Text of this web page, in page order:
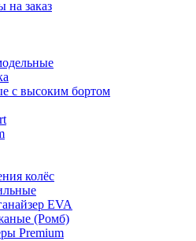
на заказ
с высоким бортом
колёс
EVA
(Ромб)
Premium